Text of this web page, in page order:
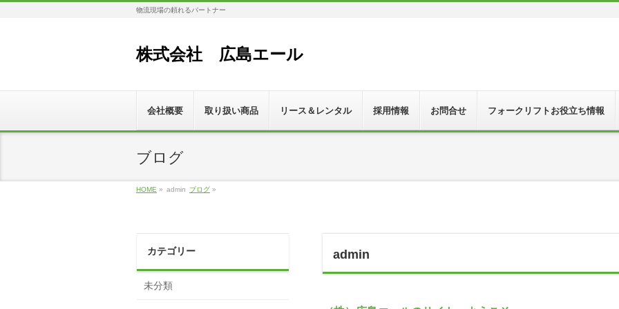
物流現場の頼れるパートナー
株式会社 広島エール
会社概要 取り扱い商品 リース＆レンタル 採用情報 お問合せ フォークリフトお役立ち情報
ブログ
HOME » admin ブログ »
admin
カテゴリー
未分類